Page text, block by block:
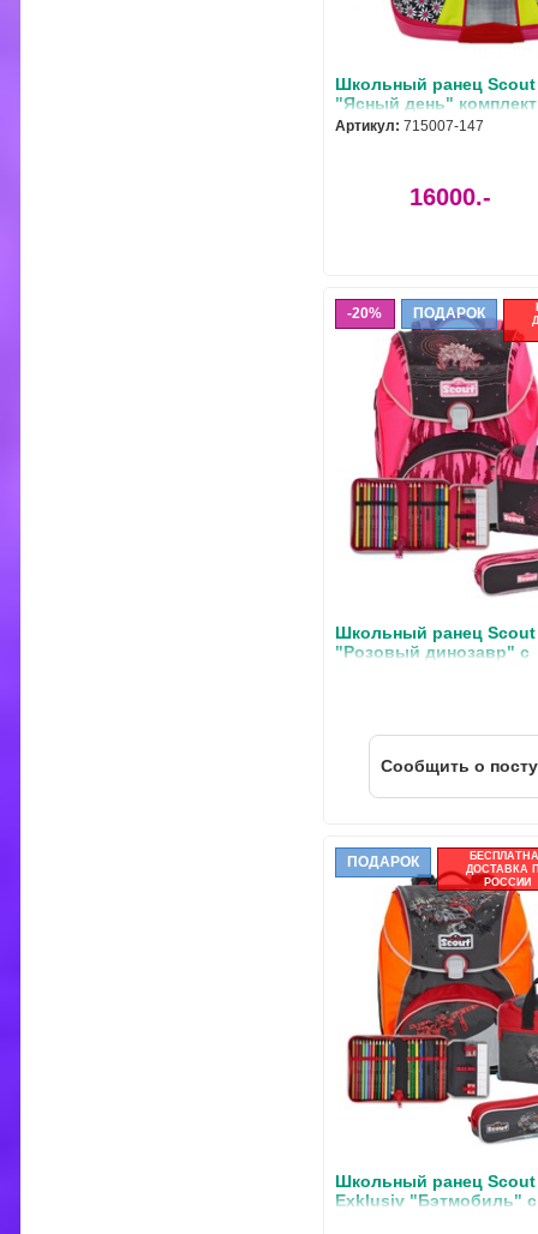
Школьный ранец Scout
"Ясный день"
предметов
Артикул: 715007-147
16000.-
20% ПОДАРОК
Школьный ранец Scout
"Розовый динозавр" с
Cообщить о
ПОДАРОК
ДОСТАВКА
РОССИИ
Школьный ранец Scout
Exklusiv "Бэтмобиль" с